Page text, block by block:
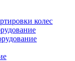
колес